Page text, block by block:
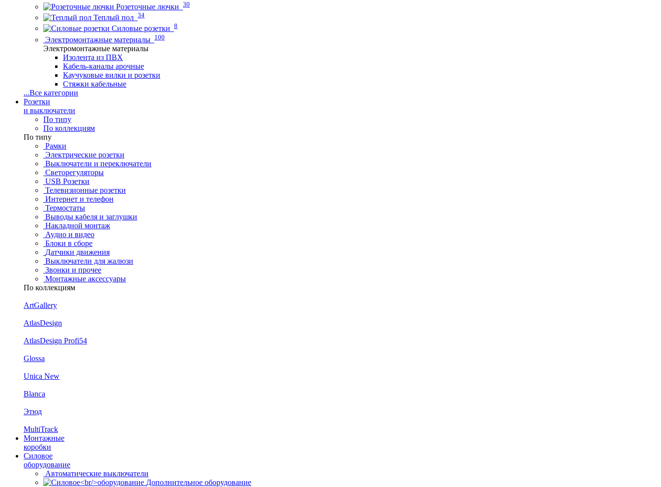
Розеточные лючки 30
Теплый пол 34
Силовые розетки 8
Электромонтажные материалы 100
Электромонтажные материалы
Изолента из ПВХ
Кабель-каналы арочные
Каучуковые вилки и розетки
Стяжки кабельные
...Все категории
Розетки
и выключатели
По типу
По коллекциям
По типу
Рамки
Электрические розетки
Выключатели и переключатели
Светорегуляторы
USB Розетки
Телевизионные розетки
Интернет и телефон
Термостаты
Выводы кабеля и заглушки
Накладной монтаж
Аудио и видео
Блоки в сборе
Датчики движения
Выключатели для жалюзи
Звонки и прочее
Монтажные аксессуары
По коллекциям
ArtGallery
AtlasDesign
AtlasDesign Profi54
Glossa
Unica New
Blanca
Этюд
MultiTrack
Монтажные
коробки
Силовое
оборудование
Автоматические выключатели
Дополнительное оборудование